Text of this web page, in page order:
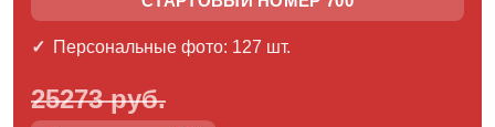
Персональные фото: 127 шт.
25273 руб.